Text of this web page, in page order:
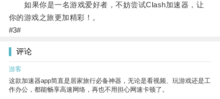
如果你是一名游戏爱好者，不妨尝试Clash加速器，让
你的游戏之旅更加精彩！。
#3#
评论
游客
这款加速器app简直是居家旅行必备神器，无论是看视频、玩游戏还是工
作办公，都能畅享高速网络，再也不用担心网速卡顿了。